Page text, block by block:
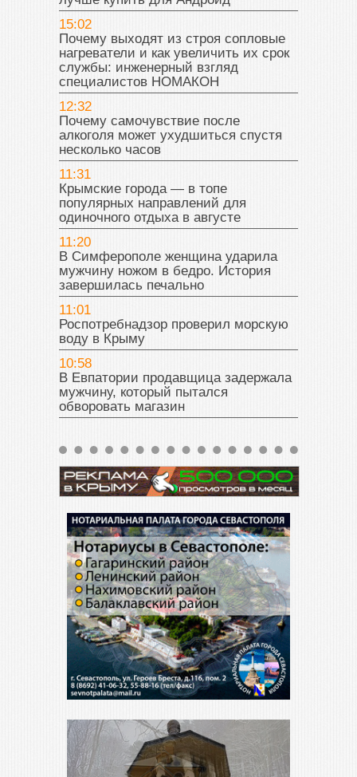
15:02
Почему выходят из строя сопловые
нагреватели и как увеличить их срок
службы: инженерный взгляд
специалистов НОМАКОН
12:32
Почему самочувствие после
алкоголя может ухудшиться спустя
несколько часов
11:31
Крымские города — в топе
популярных направлений для
одиночного отдыха в августе
11:20
В Симферополе женщина ударила
мужчину ножом в бедро. История
завершилась печально
11:01
Роспотребнадзор проверил морскую
воду в Крыму
10:58
В Евпатории продавщица задержала
мужчину, который пытался
обворовать магазин